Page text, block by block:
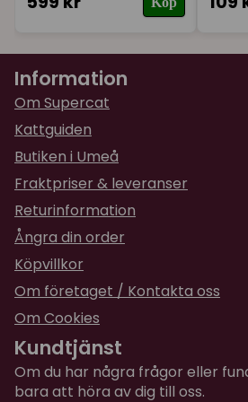
Information
Om Supercat
Kattguiden
Butiken i Umeå
Fraktpriser & leveranser
Returinformation
Ångra din order
Köpvillkor
Om företaget / Kontakta oss
Om Cookies
Kundtjänst
Om du har några frågor eller
bara att höra av dig till oss.